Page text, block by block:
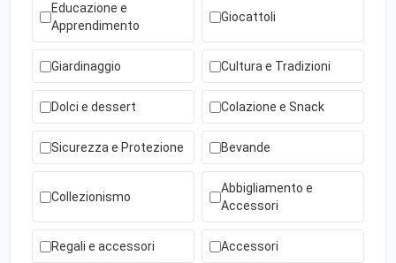
Educazione e
Apprendimento
Giocattoli
Giardinaggio Cultura e Tradizioni
Dolci e dessert Colazione e Snack
Sicurezza e Protezione Bevande
Collezionismo
Abbigliamento e
Accessori
Regali e accessori Accessori